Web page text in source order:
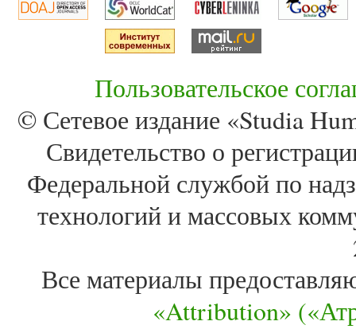
Пользовательское
© Сетевое издание «Studia
Свидетельство о
Федеральной службой по
технологий и массовых
Все материалы
«Attribution»